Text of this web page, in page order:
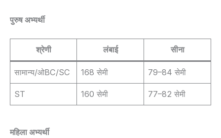
पुरुष अभ्यर्थी
श्रेणी लंबाई सीना
सामान्य/ओBC/SC 168 सेमी 79–84 सेमी
ST 160 सेमी 77–82 सेमी
महिला अभ्यर्थी